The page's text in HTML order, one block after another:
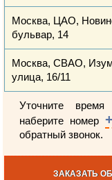
Москва, ЦАО,
бульвар, 14
Москва, СВАО,
улица, 16/11
Уточните время
наберите номер
обратный звонок.
ЗАКАЗАТЬ